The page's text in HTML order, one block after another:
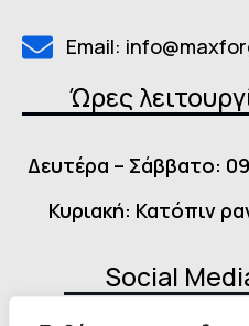
Email:
Ώρες
Δευτέρα – Σάββατο:
Κυριακή: Κατόπιν
Social